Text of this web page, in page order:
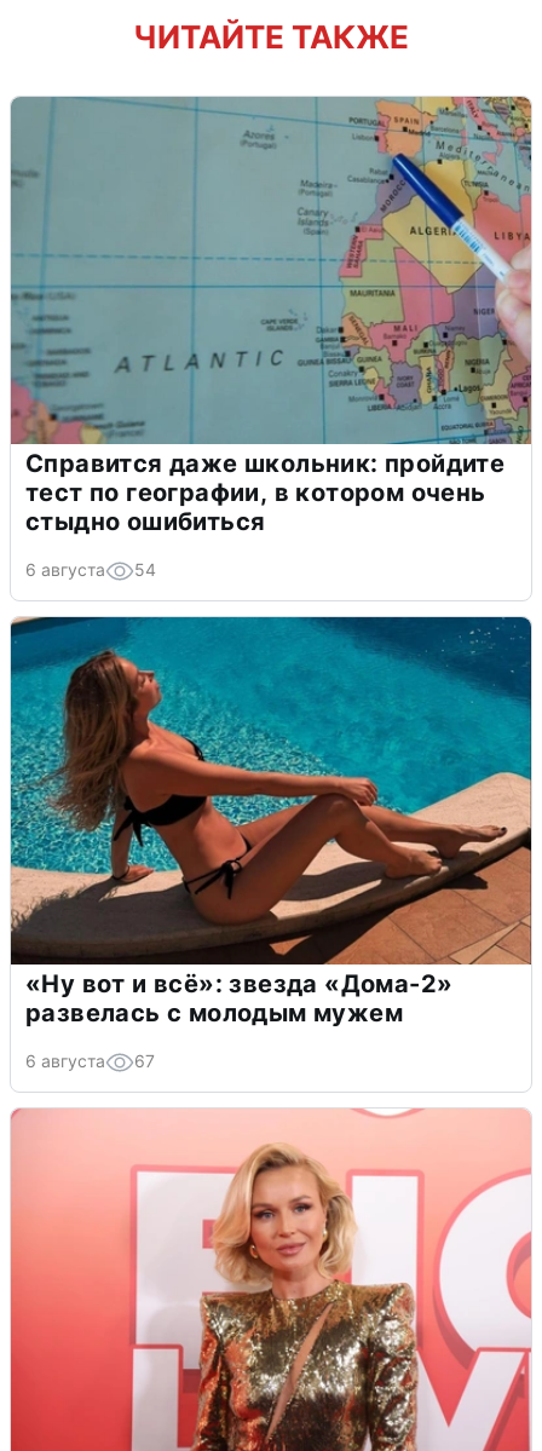
ЧИТАЙТЕ ТАКЖЕ
Справится даже школьник: пройдите
тест по географии, в котором очень
стыдно ошибиться
6 августа 54
«Ну вот и всё»: звезда «Дома-2»
развелась с молодым мужем
6 августа 67